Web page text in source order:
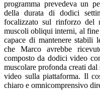
programma prevedeva un
della durata di dodici
focalizzato sul rinforzo del
muscoli obliqui interni, al fine
capace di mantenere stabili
che Marco avrebbe
composto da dodici video
muscolare profonda creati
video sulla piattaforma. Il
chiaro e omnicomprensivo